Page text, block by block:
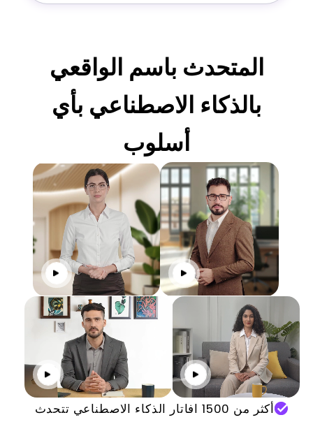
المتحدث باسم الواقعي
بالذكاء الاصطناعي بأي
أسلوب
أكثر من 1500 افاتار الذكاء الاصطناعي تتحدث
انقر للتشغيل انقر
انقر للتشغيل انقر